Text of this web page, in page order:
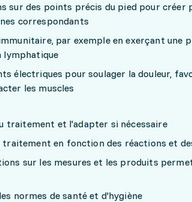
sur des points précis du pied pour créer
correspondants
par exemple en exerçant une
lymphatique
électriques pour soulager la douleur,
les muscles
traitement et l'adapter si nécessaire
traitement en fonction des réactions et
sur les mesures et les produits
normes de santé et d'hygiène